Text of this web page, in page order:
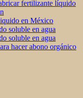
fertilizante líquido
en México
soluble en agua
soluble en agua
hacer abono orgánico